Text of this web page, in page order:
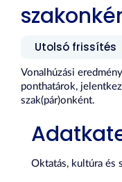
Utolsó frissítés
Vonalhúzási
ponthatárok,
szak(pár)onként.
Oktatás, kultúra és